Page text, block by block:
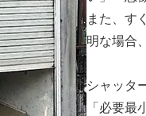
また、す
明な場合
シャッタ
「必要